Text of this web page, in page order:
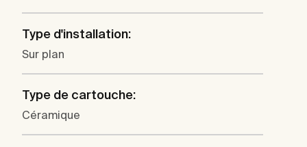
Type d'installation:
Sur plan
Type de cartouche:
Céramique